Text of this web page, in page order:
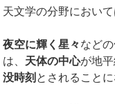
天文学の分野において
夜空に輝く星々などの
は、 天体の中心が地
没時刻 とされること